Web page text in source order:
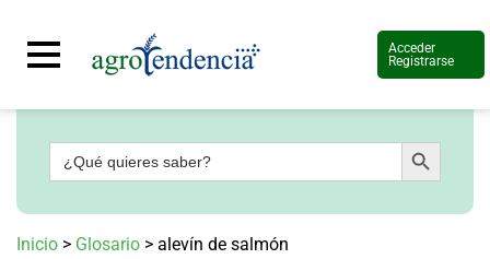
Acceder
Registrarse
Señal
en
más
Buscar: Botón de búsqueda
Inicio > Glosario > alevín de salmón